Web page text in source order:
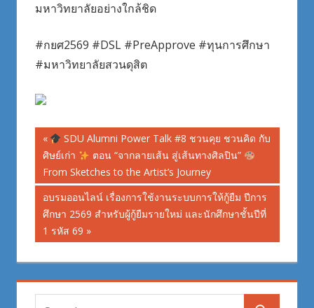
มหาวิทยาลัยอย่างใกล้ชิด
#กยศ2569 #DSL #PreApprove #ทุนการศึกษา
#มหาวิทยาลัยสวนดุสิต
Post
navigation
Previous
Post:
SDU Alumni Power Talk #8 ชวนคุย ชวนคิด กับ
ศิษย์เก่า
ตอน “จากลายเส้น สู่เส้นทางศิลปิน”
From Sketches to the Artist’s Journey
Next
Post:
อบรมออนไลน์ เรื่องการใช้งานระบบการให้กู้ยืม ปีการ
ศึกษา 2569 สำหรับผู้กู้ยืมรายใหม่ และนักศึกษาชั้นปีที่
1 รหัส 69
Search